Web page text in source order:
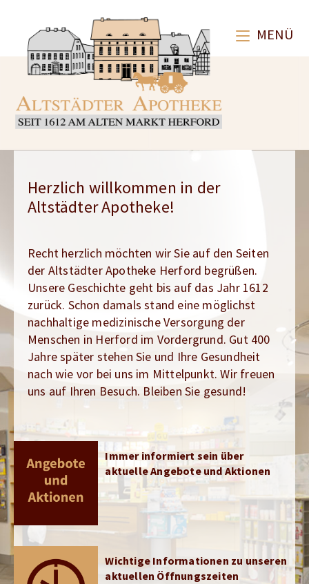
MENÜ
Herzlich willkommen in der
Altstädter Apotheke!
Recht herzlich möchten wir Sie auf den Seiten
der Altstädter Apotheke Herford begrüßen.
Unsere Geschichte geht bis auf das Jahr 1612
zurück. Schon damals stand eine möglichst
nachhaltige medizinische Versorgung der
Menschen in Herford im Vordergrund. Gut 400
Jahre später stehen Sie und Ihre Gesundheit
nach wie vor bei uns im Mittelpunkt. Wir freuen
uns auf Ihren Besuch. Bleiben Sie gesund!
Immer informiert sein über
aktuelle Angebote und Aktionen
Wichtige Informationen zu unseren
aktuellen Öffnungszeiten